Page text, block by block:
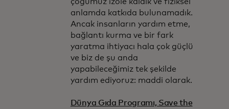
anlamda katkıda bulunamadık.
Ancak insanların yardım etme,
bağlantı kurma ve bir fark
yaratma ihtiyacı hala çok güçlü
ve biz de şu anda
yapabileceğimiz tek şekilde
yardım ediyoruz: maddi olarak.
Dünya Gıda Programı, Save the